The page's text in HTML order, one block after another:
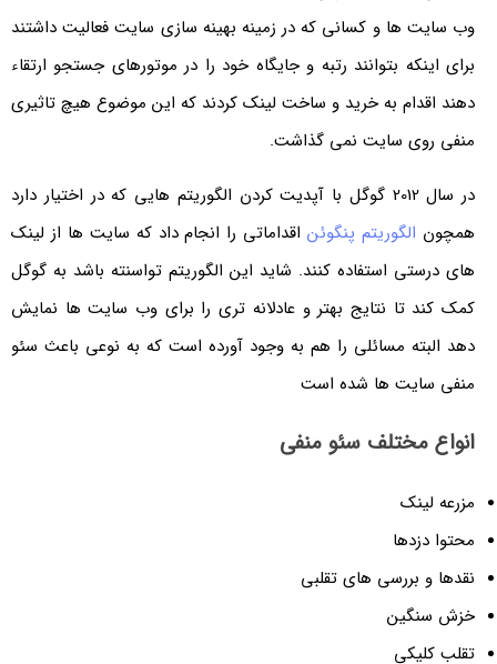
وب سایت ها و کسانی که در زمینه بهینه سازی سایت فعالیت داشتند
برای اینکه بتوانند رتبه و جایگاه خود را در موتورهای جستجو ارتقاء
دهند اقدام به خرید و ساخت لینک کردند که این موضوع هیچ تاثیری
منفی روی سایت نمی گذاشت.
در سال 2012 گوگل با آپدیت کردن الگوریتم هایی که در اختیار دارد
همچون الگوریتم پنگوئناقداماتی را انجام داد که سایت ها از لینک
های درستی استفاده کنند. شاید این الگوریتم تواسنته باشد به گوگل
کمک کند تا نتایج بهتر و عادلانه تری را برای وب سایت ها نمایش
دهد البته مسائلی را هم به وجود آورده است که به نوعی باعث سئو
منفی سایت ها شده است
انواع مختلف سئو منفی
مزرعه لینک
محتوا دزدها
نقدها و بررسی های تقلبی
خزش سنگین
تقلب کلیکی